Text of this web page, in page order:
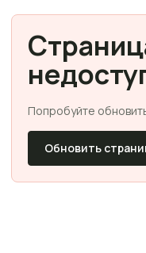
Попробуйте
Обновить